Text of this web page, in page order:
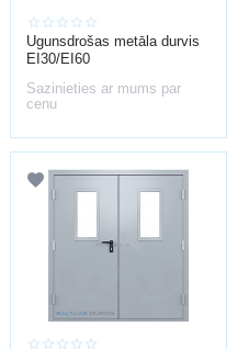
Ugunsdrošas metāla durvis
EI30/EI60
Sazinieties ar mums par
cenu